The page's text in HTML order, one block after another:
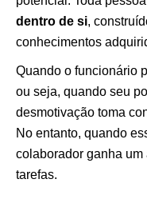
dentro de si,
conhecimentos
Quando o funcionário
ou seja, quando seu
desmotivação toma
No entanto, quando
colaborador ganha
tarefas.